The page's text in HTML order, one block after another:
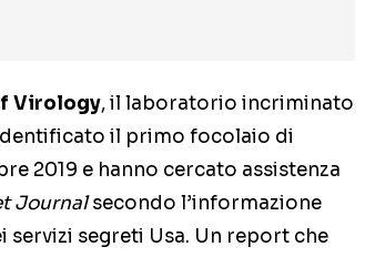
Virology, il laboratorio incriminato
il primo focolaio di
2019 e hanno cercato assistenza
Journalsecondo l’informazione
servizi segreti Usa. Un report che